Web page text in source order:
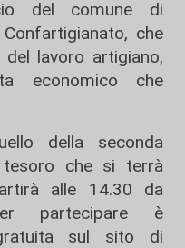
del comune di
che
lavoro artigiano,
economico che
della seconda
tesoro che si terrà
alle 14.30 da
partecipare è
sul sito di